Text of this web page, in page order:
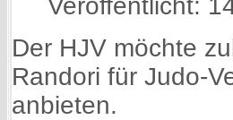
Der HJV möchte
Randori für Judo-
anbieten.